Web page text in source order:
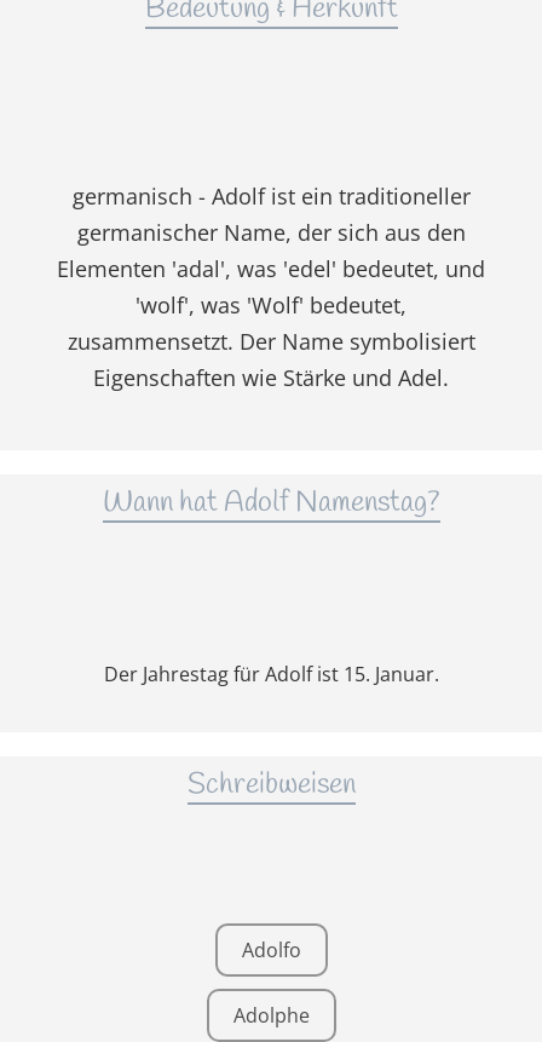
Bedeutung & Herkunft
germanisch - Adolf ist ein traditioneller
germanischer Name, der sich aus den
Elementen 'adal', was 'edel' bedeutet, und
'wolf', was 'Wolf' bedeutet,
zusammensetzt. Der Name symbolisiert
Eigenschaften wie Stärke und Adel.
Wann hat Adolf Namenstag?
Der Jahrestag für Adolf ist 15. Januar.
Schreibweisen
Adolfo
Adolphe